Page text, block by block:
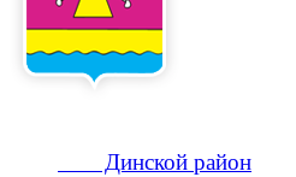
Динской район